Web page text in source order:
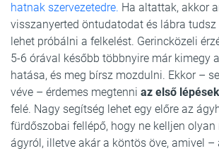
hatnak szervezetedre. Ha altattak, akkor
visszanyerted öntudatodat és lábra tudsz
lehet próbálni a felkelést. Gerincközeli
5-6 órával később többnyire már kimegy
hatása, és meg bírsz mozdulni. Ekkor –
véve – érdemes megtenni az első
felé. Nagy segítség lehet egy előre az
fürdőszobai fellépő, hogy ne kelljen
ágyról, illetve akár a köntös öve, amivel –